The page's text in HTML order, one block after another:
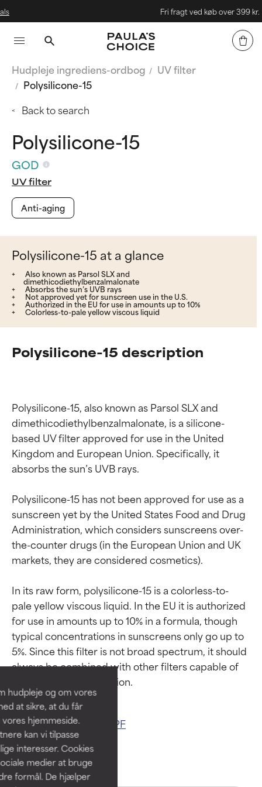
hudpleje og om vores
at sikre, at du får
hjemmeside.
kan vi tilpasse
interesser. Cookies
medier at bruge
formål. De hjælper
Fri fragt ved køb over 399 kr.
Hudpleje ingrediens-ordbog
UV filter
Polysilicone-15
Back to search
Polysilicone-15
GOD
UV filter
Anti-aging
Polysilicone-15 at a glance
Also known as Parsol SLX and
dimethicodiethylbenzalmalonate
Absorbs the sun’s UVB rays
Not approved yet for sunscreen use in the U.S.
Authorized in the EU for use in amounts up to 10%
Colorless-to-pale yellow viscous liquid
Polysilicone-15 description
Polysilicone-15, also known as Parsol SLX and
dimethicodiethylbenzalmalonate, is a silicone-
based UV filter approved for use in the United
Kingdom and European Union. Specifically, it
absorbs the sun’s UVB rays.
Polysilicone-15 has not been approved for use as a
sunscreen yet by the United States Food and Drug
Administration, which considers sunscreens over-
the-counter drugs (in the European Union and UK
markets, they are considered cosmetics).
In its raw form, polysilicone-15 is a colorless-to-
pale yellow viscous liquid. In the EU it is authorized
for use in amounts up to 10% in a formula, though
typical concentrations in sunscreens only go up to
5%. Since this filter is not broad spectrum, it should
always be combined with other filters capable of
Related ingredients: SPF
Ratings af
ingredienser
Dokumenteret og understøttet
af uafhængige studier.
Fremragende aktiv ingrediens til
de fleste hudtyper eller
hudproblemer.
GOD
Ratings af
ingredienser
Dokumenteret og understøttet
af uafhængige studier.
Fremragende aktiv ingrediens til
de fleste hudtyper eller
hudproblemer.
GOD